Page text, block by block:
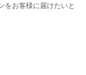
をお客様に届けたいと